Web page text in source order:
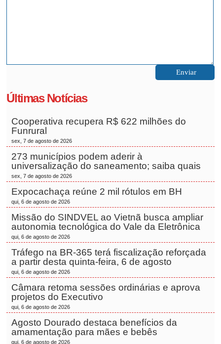
Últimas Notícias
Cooperativa recupera R$ 622 milhões do
Funrural
sex, 7 de agosto de 2026
273 municípios podem aderir à
universalização do saneamento; saiba quais
sex, 7 de agosto de 2026
Expocachaça reúne 2 mil rótulos em BH
qui, 6 de agosto de 2026
Missão do SINDVEL ao Vietnã busca ampliar
autonomia tecnológica do Vale da Eletrônica
qui, 6 de agosto de 2026
Tráfego na BR-365 terá fiscalização reforçada
a partir desta quinta-feira, 6 de agosto
qui, 6 de agosto de 2026
Câmara retoma sessões ordinárias e aprova
projetos do Executivo
qui, 6 de agosto de 2026
Agosto Dourado destaca benefícios da
amamentação para mães e bebês
qui, 6 de agosto de 2026